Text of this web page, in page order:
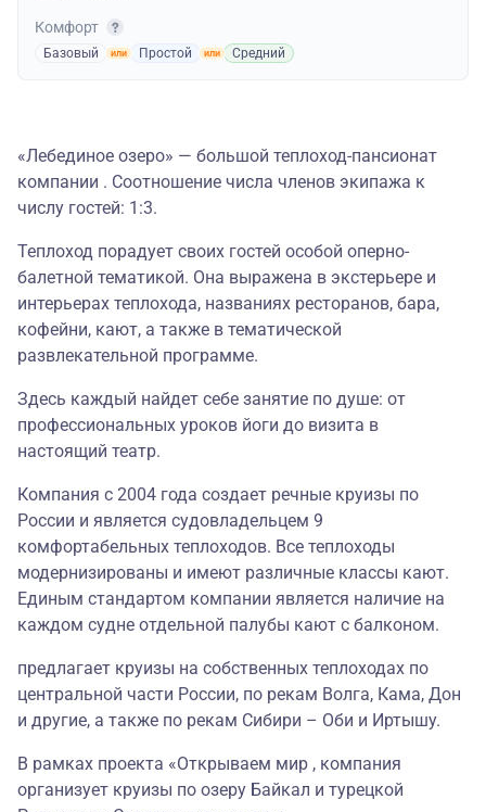
Комфорт
Базовый Простой Средний
«Лебединое озеро» — большой теплоход-пансионат
компании . Соотношение числа членов экипажа к
числу гостей: 1:3.
Теплоход порадует своих гостей особой оперно-
балетной тематикой. Она выражена в экстерьере и
интерьерах теплохода, названиях ресторанов, бара,
кофейни, кают, а также в тематической
развлекательной программе.
Здесь каждый найдет себе занятие по душе: от
профессиональных уроков йоги до визита в
настоящий театр.
Компания с 2004 года создает речные круизы по
России и является судовладельцем 9
комфортабельных теплоходов. Все теплоходы
модернизированы и имеют различные классы кают.
Единым стандартом компании является наличие на
каждом судне отдельной палубы кают с балконом.
предлагает круизы на собственных теплоходах по
центральной части России, по рекам Волга, Кама, Дон
и другие, а также по рекам Сибири – Оби и Иртышу.
В рамках проекта «Открываем мир , компания
организует круизы по озеру Байкал и турецкой